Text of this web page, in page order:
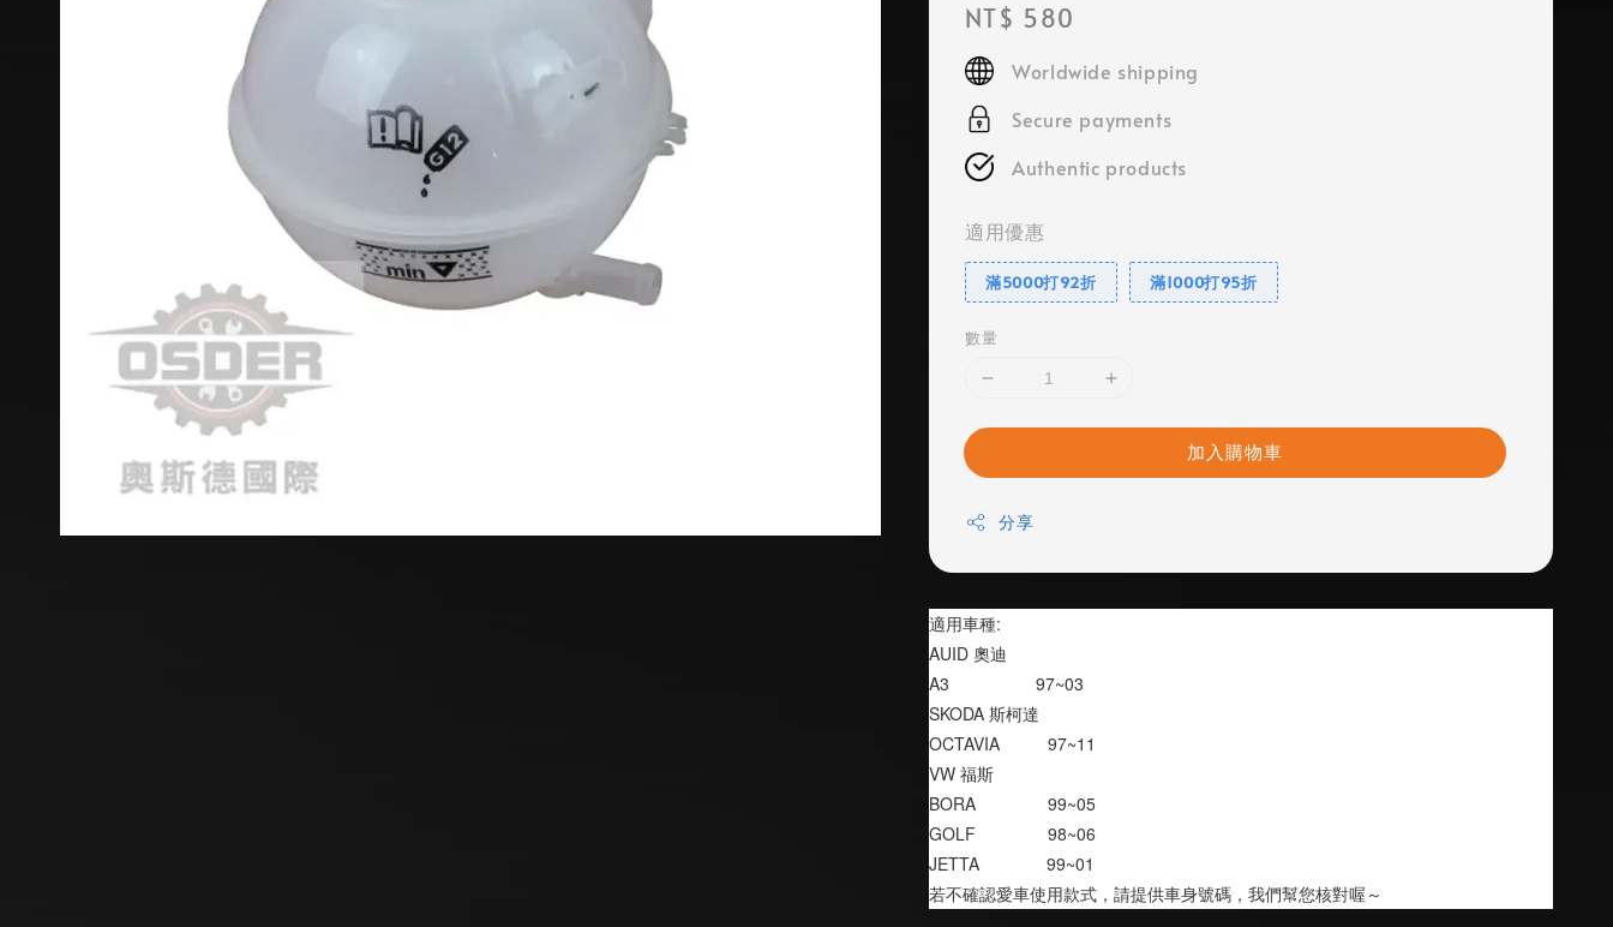
Regular
price
NT$ 580
Worldwide shipping
Secure payments
Authentic products
適用優惠
滿5000打92折 滿1000打95折
數量
加入購物車
分享
適用車種:
AUID 奧迪
A3                  97~03
SKODA 斯柯達
OCTAVIA          97~11
VW 福斯
BORA               99~05
GOLF               98~06
JETTA              99~01
若不確認愛車使用款式，請提供車身號碼，我們幫您核對喔～